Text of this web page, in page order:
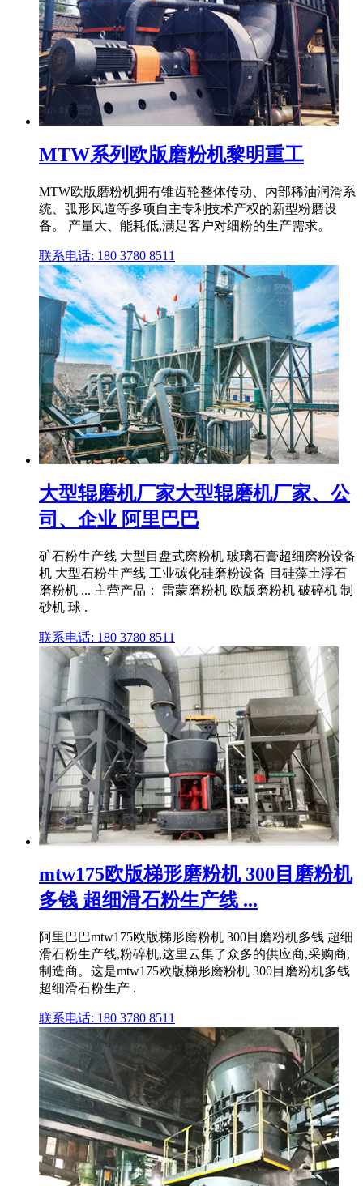
MTW系列欧版磨粉机黎明重工
MTW欧版磨粉机拥有锥齿轮整体传动、内部稀油润滑系
统、弧形风道等多项自主专利技术产权的新型粉磨设
备。 产量大、能耗低,满足客户对细粉的生产需求。
联系电话: 180 3780 8511
大型辊磨机厂家大型辊磨机厂家、公
司、企业 阿里巴巴
矿石粉生产线 大型目盘式磨粉机 玻璃石膏超细磨粉设备
机 大型石粉生产线 工业碳化硅磨粉设备 目硅藻土浮石
磨粉机 ... 主营产品： 雷蒙磨粉机 欧版磨粉机 破碎机 制
砂机 球 .
联系电话: 180 3780 8511
mtw175欧版梯形磨粉机 300目磨粉机
多钱 超细滑石粉生产线 ...
阿里巴巴mtw175欧版梯形磨粉机 300目磨粉机多钱 超细
滑石粉生产线,粉碎机,这里云集了众多的供应商,采购商,
制造商。这是mtw175欧版梯形磨粉机 300目磨粉机多钱
超细滑石粉生产 .
联系电话: 180 3780 8511